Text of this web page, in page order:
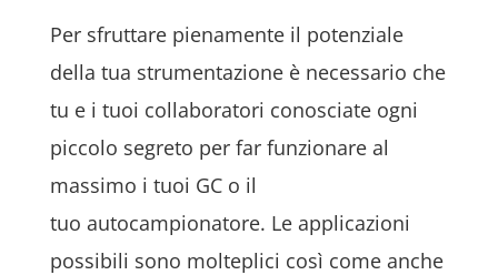
Per sfruttare pienamente il potenziale
della tua strumentazione è necessario che
tu e i tuoi collaboratori conosciate ogni
piccolo segreto per far funzionare al
massimo i tuoi GC o il
tuo autocampionatore. Le applicazioni
possibili sono molteplici così come anche